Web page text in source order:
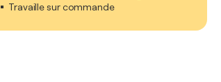
Travaille sur commande